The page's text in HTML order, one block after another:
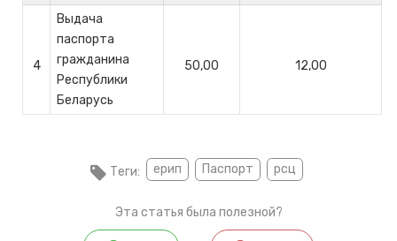
4
Выдача
паспорта
гражданина
Республики
Беларусь
50,00 12,00
Теги: ерип Паспорт рсц
Эта статья была полезной?